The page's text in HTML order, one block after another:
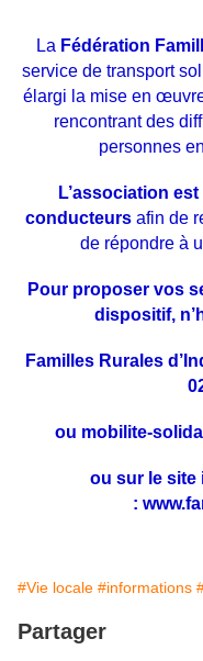
La Fédération
service de transport
élargi la mise en
rencontrant des
personnes
L’association
conducteursafin de
de répondre à
Pour proposer vos
dispositif,
Familles Rurales
ou mobilite-
ou sur le site
:
#Vie locale #informations
Partager